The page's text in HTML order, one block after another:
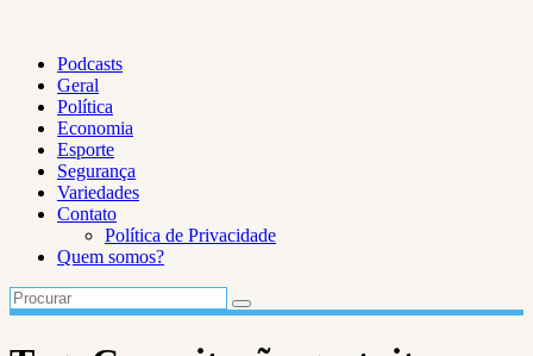
Podcasts
Geral
Política
Economia
Esporte
Segurança
Variedades
Contato
Política de Privacidade
Quem somos?